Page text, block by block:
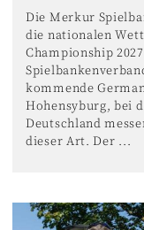
Die Merkur
die nationalen
Championship
kommende
Hohensyburg, bei
Deutschland
dieser Art. Der ...